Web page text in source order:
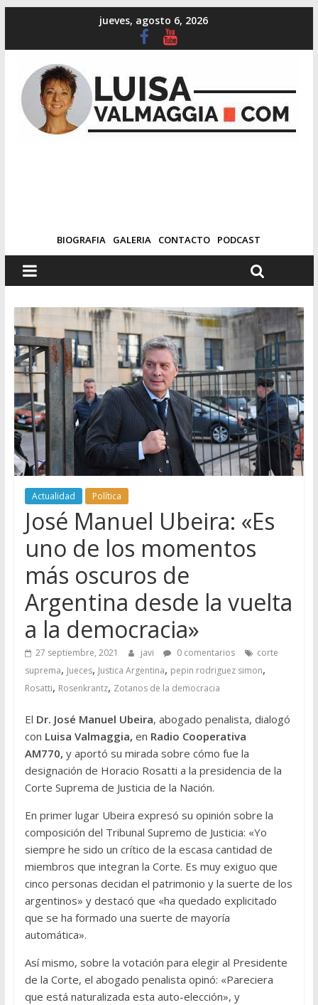
jueves, agosto 6, 2026
BIOGRAFIA GALERIA CONTACTO PODCAST
Actualidad Política
José Manuel Ubeira: «Es
uno de los momentos
más oscuros de
Argentina desde la vuelta
a la democracia»
27 septiembre, 2021 javi 0 comentarios
corte
suprema, Jueces, Justica Argentina, pepin rodriguez simon,
Rosatti, Rosenkrantz, Zotanos de la democracia
El Dr. José Manuel Ubeira, abogado penalista, dialogó
con Luisa Valmaggia, en Radio Cooperativa
AM770, y aportó su mirada sobre cómo fue la
designación de Horacio Rosatti a la presidencia de la
Corte Suprema de Justicia de la Nación.
En primer lugar Ubeira expresó su opinión sobre la
composición del Tribunal Supremo de Justicia: «Yo
siempre he sido un crítico de la escasa cantidad de
miembros que integran la Corte. Es muy exiguo que
cinco personas decidan el patrimonio y la suerte de los
argentinos» y destacó que «ha quedado explicitado
que se ha formado una suerte de mayoría
automática».
Así mismo, sobre la votación para elegir al Presidente
de la Corte, el abogado penalista opinó: «Pareciera
que está naturalizada esta auto-elección», y